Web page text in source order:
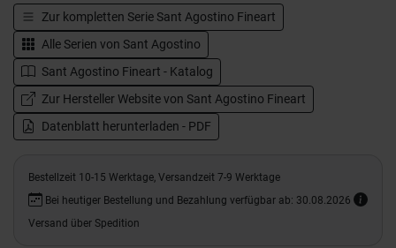
Zur kompletten Serie Sant Agostino Fineart
Alle Serien von Sant Agostino
Sant Agostino Fineart - Katalog
Zur Hersteller Website von Sant Agostino Fineart
Datenblatt herunterladen - PDF
Bestellzeit 10-15 Werktage, Versandzeit 7-9 Werktage
Bei heutiger Bestellung und Bezahlung verfügbar ab: 30.08.2026
Versand über Spedition